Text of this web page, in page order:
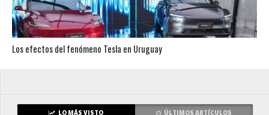
Los efectos del fenómeno Tesla en Uruguay
LO MÁS VISTO ÚLTIMOS ARTÍCULOS